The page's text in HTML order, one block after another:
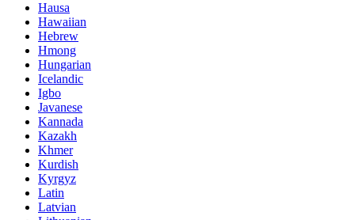
Hausa
Hawaiian
Hebrew
Hmong
Hungarian
Icelandic
Igbo
Javanese
Kannada
Kazakh
Khmer
Kurdish
Kyrgyz
Latin
Latvian